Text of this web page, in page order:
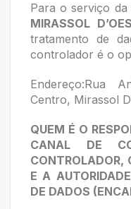
Para o serviço da
MIRASSOL
tratamento de
controlador é o
Endereço:Rua
Centro, Mirassol
QUEM É O
CANAL DE
CONTROLADOR,
E A
DE DADOS